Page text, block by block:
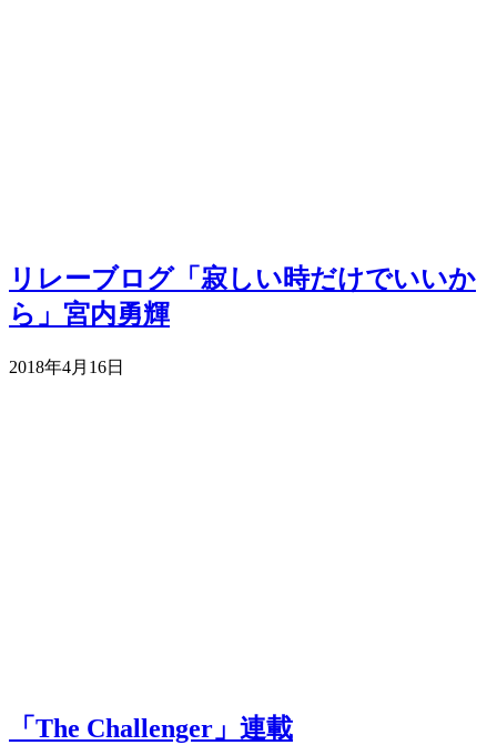
リレーブログ「寂しい時だけでいいか
ら」宮内勇輝
2018年4月16日
「The Challenger」連載